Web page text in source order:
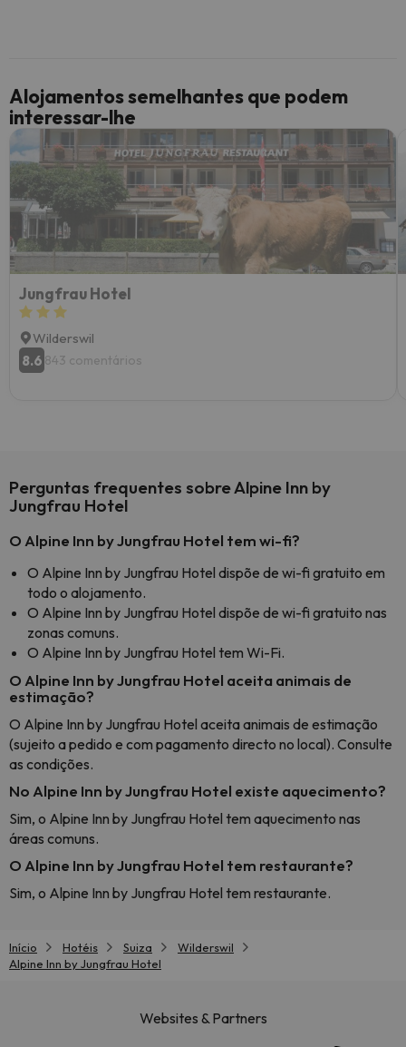
Alojamentos semelhantes que podem
interessar-lhe
Jungfrau Hotel
Wilderswil
8.6 843 comentários
Perguntas frequentes sobre Alpine Inn by
Jungfrau Hotel
O Alpine Inn by Jungfrau Hotel tem wi-fi?
O Alpine Inn by Jungfrau Hotel dispõe de wi-fi gratuito em
todo o alojamento.
O Alpine Inn by Jungfrau Hotel dispõe de wi-fi gratuito nas
zonas comuns.
O Alpine Inn by Jungfrau Hotel tem Wi-Fi.
O Alpine Inn by Jungfrau Hotel aceita animais de
estimação?
O Alpine Inn by Jungfrau Hotel aceita animais de estimação
(sujeito a pedido e com pagamento directo no local). Consulte
as condições.
No Alpine Inn by Jungfrau Hotel existe aquecimento?
Sim, o Alpine Inn by Jungfrau Hotel tem aquecimento nas
áreas comuns.
O Alpine Inn by Jungfrau Hotel tem restaurante?
Sim, o Alpine Inn by Jungfrau Hotel tem restaurante.
Início Hotéis Suiza
Wilderswil
Alpine Inn by Jungfrau Hotel
Websites & Partners